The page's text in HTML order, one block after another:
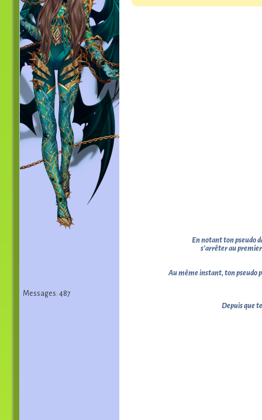
Messages: 487
En notant ton pseudo
s'arrêter au premier
Au même instant, ton pseudo
Depuis que